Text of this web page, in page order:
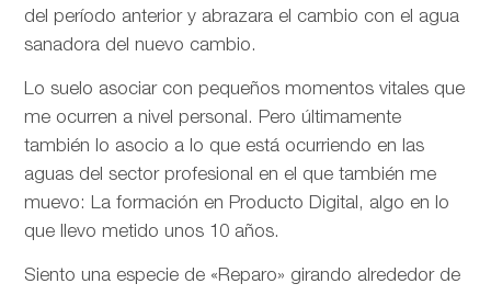
del período anterior y abrazara el cambio con el agua
sanadora del nuevo cambio.
Lo suelo asociar con pequeños momentos vitales que
me ocurren a nivel personal. Pero últimamente
también lo asocio a lo que está ocurriendo en las
aguas del sector profesional en el que también me
muevo: La formación en Producto Digital, algo en lo
que llevo metido unos 10 años.
Siento una especie de «Reparo» girando alrededor de